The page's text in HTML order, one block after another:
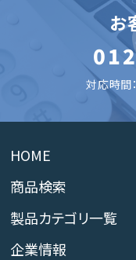
お
対応時間
HOME
商品検索
製品カテゴリ一覧
企業情報